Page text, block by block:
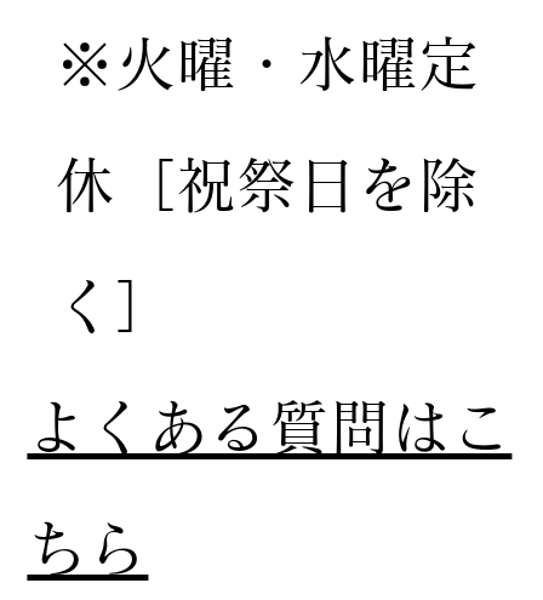
※火曜・水曜定
休［祝祭日を除
く］
​よくある質問はこ
ちら